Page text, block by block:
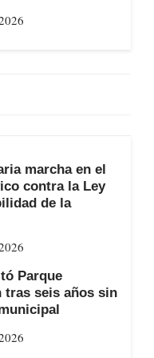
marcha en el
contra la Ley
de la
Parque
tras seis años sin